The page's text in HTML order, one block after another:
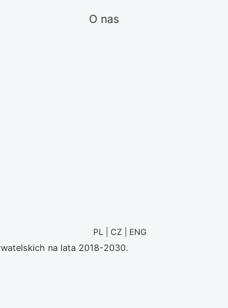
O nas
PL | CZ | ENG
na lata 2018-2030.